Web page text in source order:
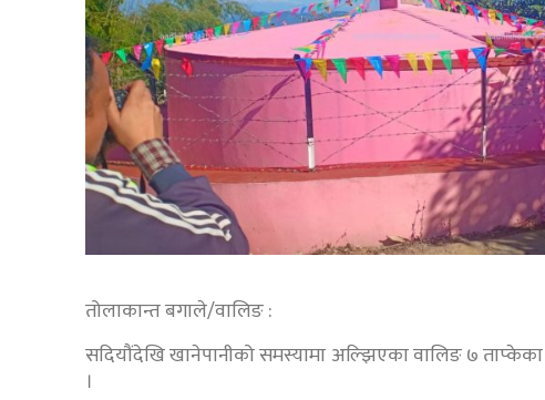
तोलाकान्त बगाले/वालिङ :
सदियौंदेखि खानेपानीको समस्यामा अल्झिएका वालिङ ७
।